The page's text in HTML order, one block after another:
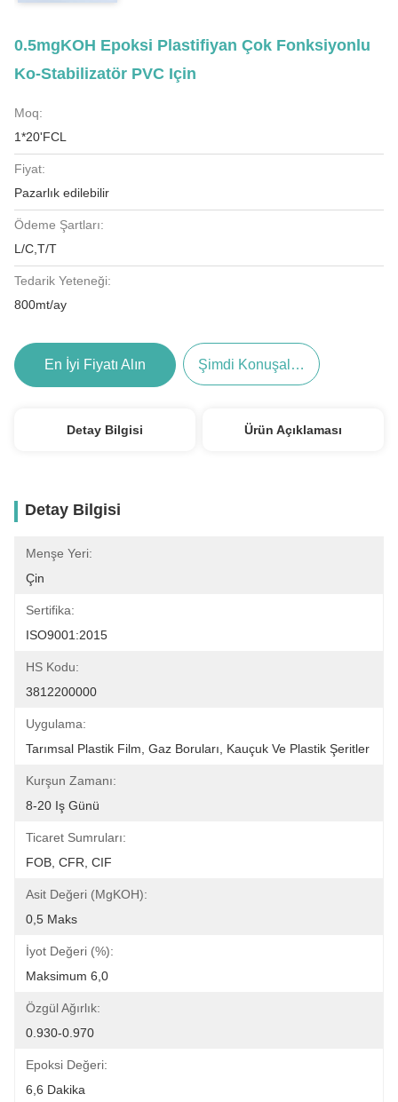
0.5mgKOH Epoksi Plastifiyan Çok Fonksiyonlu
Ko-Stabilizatör PVC Için
Moq:
1*20'FCL
Fiyat:
Pazarlık edilebilir
Ödeme Şartları:
L/C,T/T
Tedarik Yeteneği:
800mt/ay
En İyi Fiyatı Alın Şimdi Konuşalım.
Detay Bilgisi Ürün Açıklaması
Detay Bilgisi
Menşe Yeri:
Çin
Sertifika:
ISO9001:2015
HS Kodu:
3812200000
Uygulama:
Tarımsal Plastik Film, Gaz Boruları, Kauçuk Ve Plastik Şeritler
Kurşun Zamanı:
8-20 Iş Günü
Ticaret Sumruları:
FOB, CFR, CIF
Asit Değeri (mgKOH):
0,5 Maks
İyot Değeri (%):
Maksimum 6,0
Özgül Ağırlık:
0.930-0.970
Epoksi Değeri:
6,6 Dakika